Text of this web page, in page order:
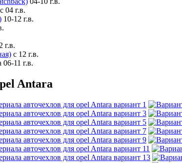
с 04 г.в.
10-12 г.в.
г.в.
с 12 г.в.
11 г.в.
Antara